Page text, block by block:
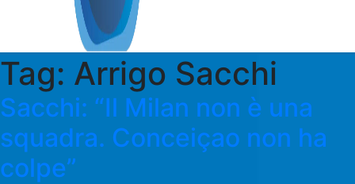
Tag: Arrigo Sacchi
Sacchi: “Il Milan non è una
squadra. Conceiçao non ha
colpe”